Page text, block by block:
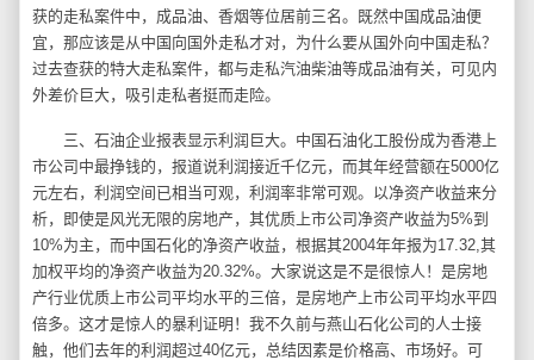
获的走私案件中，成品油、香烟等位居前三名。既然中国成品油便
宜，那应该是从中国向国外走私才对，为什么要从国外向中国走私？
过去查获的特大走私案件，都与走私汽油柴油等成品油有关，可见内
外差价巨大，吸引走私者挺而走险。
三、石油企业报表显示利润巨大。中国石油化工股份成为香港上
市公司中最挣钱的，报道说利润接近千亿元，而其年经营额在5000亿
元左右，利润空间已相当可观，利润率非常可观。以净资产收益来分
析，即使是风光无限的房地产，其优质上市公司净资产收益为5%到
10%为主，而中国石化的净资产收益，根据其2004年年报为17.32,其
加权平均的净资产收益为20.32%。大家说这是不是很惊人！是房地
产行业优质上市公司平均水平的三倍，是房地产上市公司平均水平四
倍多。这才是惊人的暴利证明！我不久前与燕山石化公司的人士接
触，他们去年的利润超过40亿元，总结因素是价格高、市场好。可